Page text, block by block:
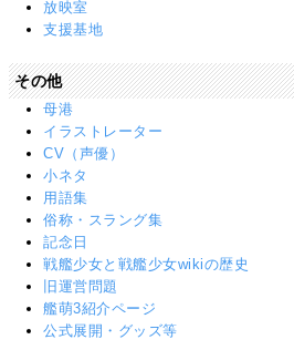
放映室
支援基地
その他
母港
イラストレーター
CV（声優）
小ネタ
用語集
俗称・スラング集
記念日
戦艦少女と戦艦少女wikiの歴史
旧運営問題
艦萌3紹介ページ
公式展開・グッズ等